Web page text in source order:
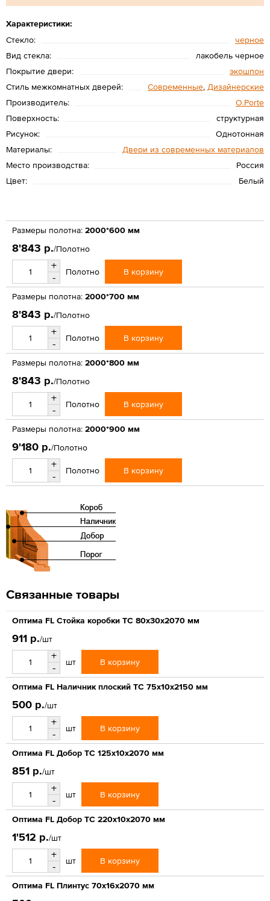
Характеристики:
Стекло:
черное
Вид стекла:
лакобель черное
Покрытие двери:
экошпон
Стиль межкомнатных дверей:
Современные, Дизайнерские
Производитель:
O.Porte
Поверхность:
структурная
Рисунок:
Однотонная
Материалы:
Двери из современных материалов
Место производства:
Россия
Цвет:
Белый
Размеры полотна: 2000*600 мм
8'843 р./Полотно
+
-
Полотно В корзину
Размеры полотна: 2000*700 мм
8'843 р./Полотно
+
-
Полотно В корзину
Размеры полотна: 2000*800 мм
8'843 р./Полотно
+
-
Полотно В корзину
Размеры полотна: 2000*900 мм
9'180 р./Полотно
+
-
Полотно В корзину
Связанные товары
Оптима FL Стойка коробки ТС 80х30х2070 мм
911 р./шт
+
-
шт В корзину
Оптима FL Наличник плоский ТС 75х10х2150 мм
500 р./шт
+
-
шт В корзину
Оптима FL Добор ТС 125х10х2070 мм
851 р./шт
+
-
шт В корзину
Оптима FL Добор ТС 220х10х2070 мм
1'512 р./шт
+
-
шт В корзину
Оптима FL Плинтус 70х16х2070 мм